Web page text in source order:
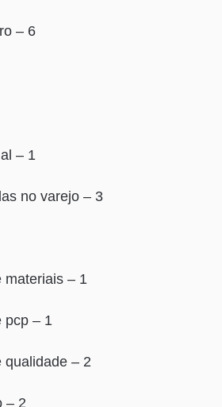
– 6
– 1
no varejo – 3
materiais – 1
pcp – 1
qualidade – 2
– 2